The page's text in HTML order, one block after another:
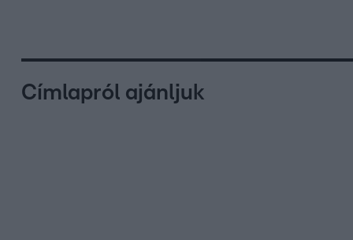
Címlapról ajánljuk